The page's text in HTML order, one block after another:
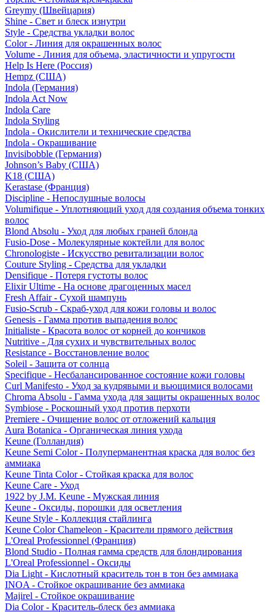
Greymy (Швейцария)
Shine - Свет и блеск изнутри
Style - Средства укладки волос
Color - Линия для окрашенных волос
Volume - Линия для объема, эластичности и упругости
Help Is Here (Россия)
Hempz (США)
Indola (Германия)
Indola Act Now
Indola Care
Indola Styling
Indola - Окислители и технические средства
Indola - Окрашивание
Invisibobble (Германия)
Johnson’s Baby (США)
K18 (США)
Kerastase (Франция)
Discipline - Непослушные волосы
Volumifique - Уплотняющий уход для создания объема тонких
волос
Blond Absolu - Уход для любых граней блонда
Fusio-Dose - Молекулярные коктейли для волос
Chronologiste - Искусство ревитализации волос
Couture Styling - Средства для укладки
Densifique - Потеря густоты волос
Elixir Ultime - На основе драгоценных масел
Fresh Affair - Сухой шампунь
Fusio-Scrub - Скраб-уход для кожи головы и волос
Genesis - Гамма против выпадения волос
Initialiste - Красота волос от корней до кончиков
Nutritive - Для сухих и чувствительных волос
Resistance - Восстановление волос
Soleil - Защита от солнца
Specifique - Несбалансированное состояние кожи головы
Curl Manifesto - Уход за кудрявыми и вьющимися волосами
Chroma Absolu - Гамма ухода для защиты окрашенных волос
Symbiose - Роскошный уход против перхоти
Premiere - Очищение волос от отложений кальция
Aura Botanica - Органическая линия ухода
Keune (Голландия)
Keune Semi Color - Полуперманентная краска для волос без
аммиака
Keune Tinta Color - Стойкая краска для волос
Keune Care - Уход
1922 by J.M. Keune - Мужская линия
Keune - Оксиды, порошки для осветления
Keune Style - Коллекция стайлинга
Keune Color Chameleon - Красители прямого действия
L'Oreal Professionnel (Франция)
Blond Studio - Полная гамма средств для блондирования
L'Oreal Professionnel - Оксиды
Dia Light - Кислотный краситель тон в тон без аммиака
INOA - Стойкое окрашивание без аммиака
Majirel - Стойкое окрашивание
Dia Color - Краситель-блеск без аммиака